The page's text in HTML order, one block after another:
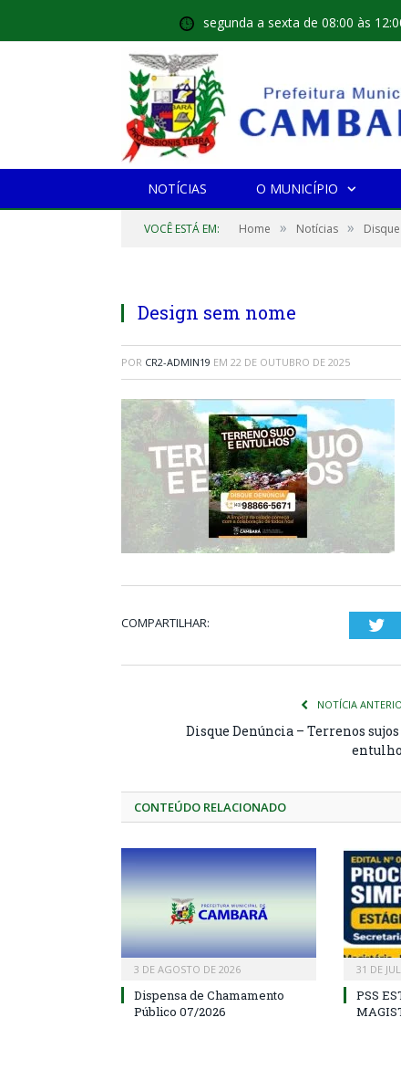
segunda a sexta de 08:00 às
NOTÍCIAS O MUNICÍPIO
VOCÊ ESTÁ EM: Home » Notícias »
Design sem nome
POR CR2-ADMIN19 EM 22 DE OUTUBRO DE 2025
COMPARTILHAR:
NOTÍCIA
Disque Denúncia – Terrenos sujos
CONTEÚDO RELACIONADO
3 DE AGOSTO DE 2026
Dispensa de Chamamento
Público 07/2026
31 DE
PSS